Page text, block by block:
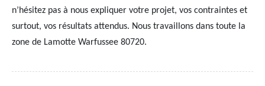
n’hésitez pas à nous expliquer votre projet, vos contraintes et
surtout, vos résultats attendus. Nous travaillons dans toute la
zone de Lamotte Warfussee 80720.